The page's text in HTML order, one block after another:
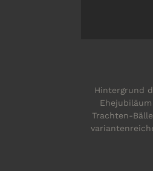
Hintergrund
Trachten-